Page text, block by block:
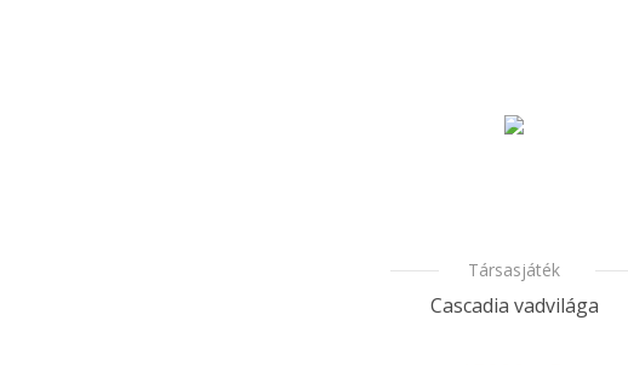
Társasjáték
Cascadia vadvilága